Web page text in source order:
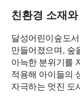
친환경 소재
달성어린이숲도
만들어졌으며, 숲
아늑한 분위기를
적용해 아이들의
자극하는 멋진 도